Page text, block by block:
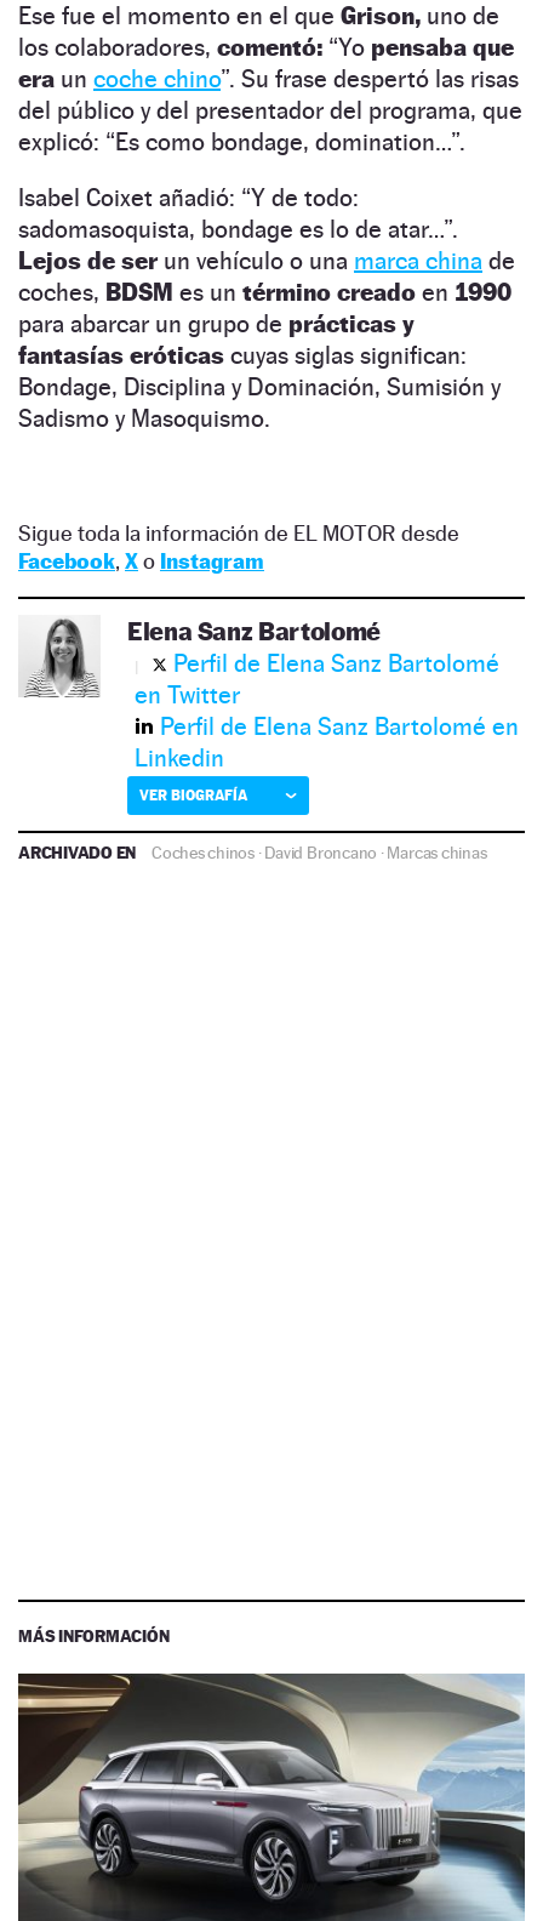
Ese fue el momento en el que Grison, uno de
los colaboradores, comentó: “Yo pensaba que
era un coche chino”. Su frase despertó las risas
del público y del presentador del programa, que
explicó: “Es como bondage, domination…”.
Isabel Coixet añadió: “Y de todo:
sadomasoquista, bondage es lo de atar…”.
Lejos de ser un vehículo o una marca china de
coches, BDSM es un término creado en 1990
para abarcar un grupo de prácticas y
fantasías eróticas cuyas siglas significan:
Bondage, Disciplina y Dominación, Sumisión y
Sadismo y Masoquismo.
Sigue toda la información de EL MOTOR desde
Facebook, Xo Instagram
Elena Sanz Bartolomé
Perfil de Elena Sanz Bartolomé
en Twitter
Perfil de Elena Sanz Bartolomé en
Linkedin
VER BIOGRAFÍA
ARCHIVADO EN Coches chinos ·David Broncano ·Marcas chinas
MÁS INFORMACIÓN